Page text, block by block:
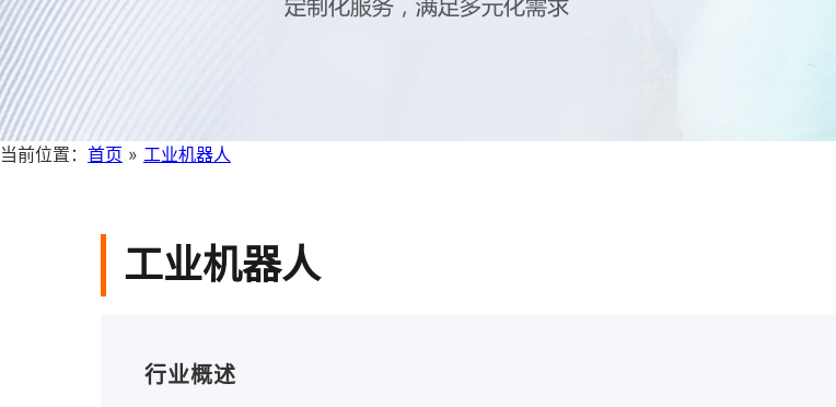
当前位置： 首页 » 工业机器人
工业机器人
行业概述